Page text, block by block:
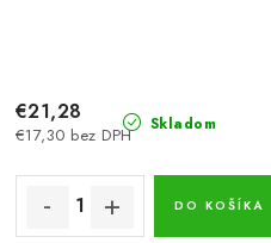
Skladom
€17,30 bez DPH
€21,28
DO KOŠÍKA